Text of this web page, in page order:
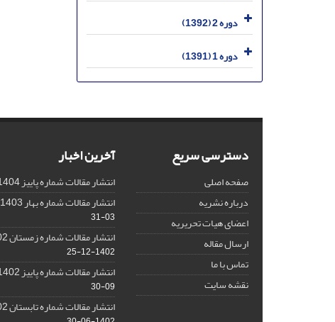
دوره 2 (1392)
دوره 1 (1391)
دسترسی سریع
صفحه اصلی
درباره نشریه
اعضای هیات تحریریه
ارسال مقاله
تماس با ما
نقشه سایت
آخرین اخبار
انتشار مقالات شماره پاییز 1404
انتشار مقالات شماره بهار 1403 نشریه
03-31
انتشار مقالات شماره زمستان 1402 نشریه
1402-12-25
انتشار مقالات شماره پاییز 1402 نشریه
09-30
انتشار مقالات شماره تابستان 1402 نشریه